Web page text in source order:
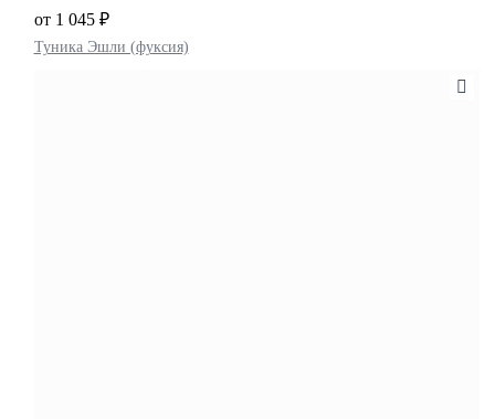
Туника Эшли (фуксия)
от 1 045 ₽